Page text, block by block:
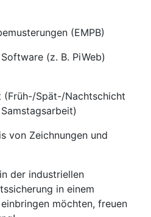
(EMPB)
(z. B. PiWeb)
(Früh-/Spät-/Nachtschicht
von Zeichnungen und
der industriellen
in einem
möchten, freuen